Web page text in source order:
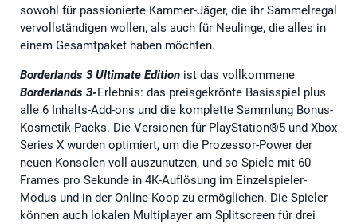
sowohl für passionierte Kammer-Jäger, die ihr Sammelregal
vervollständigen wollen, als auch für Neulinge, die alles in
einem Gesamtpaket haben möchten.
Borderlands 3 Ultimate Edition ist das vollkommene
Borderlands 3-Erlebnis: das preisgekrönte Basisspiel plus
alle 6 Inhalts-Add-ons und die komplette Sammlung Bonus-
Kosmetik-Packs. Die Versionen für PlayStation®5 und Xbox
Series X wurden optimiert, um die Prozessor-Power der
neuen Konsolen voll auszunutzen, und so Spiele mit 60
Frames pro Sekunde in 4K-Auflösung im Einzelspieler-
Modus und in der Online-Koop zu ermöglichen. Die Spieler
können auch lokalen Multiplayer am Splitscreen für drei